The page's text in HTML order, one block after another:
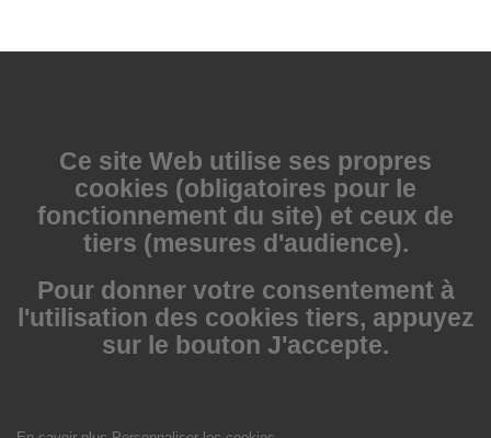
Ce site Web utilise ses propres
cookies (obligatoires pour le
fonctionnement du site) et ceux de
tiers (mesures d'audience).
Pour donner votre consentement à
l'utilisation des cookies tiers, appuyez
sur le bouton J'accepte.